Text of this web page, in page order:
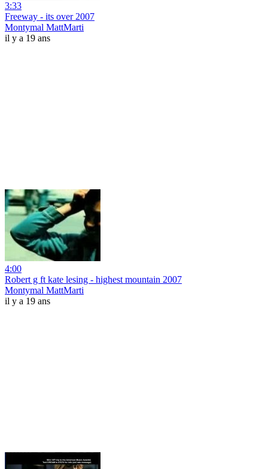
3:33
Freeway - its over 2007
Montymal MattMarti
il y a 19 ans
4:00
Robert g ft kate lesing - highest mountain 2007
Montymal MattMarti
il y a 19 ans